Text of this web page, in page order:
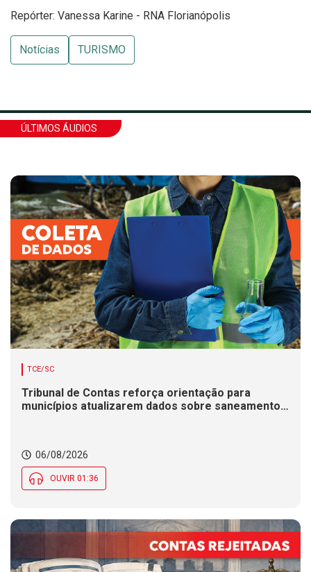
Repórter: Vanessa Karine - RNA Florianópolis
Notícias TURISMO
ÚLTIMOS ÁUDIOS
TCE/SC
Tribunal de Contas reforça orientação para
municípios atualizarem dados sobre saneamento
06/08/2026
OUVIR 01:36